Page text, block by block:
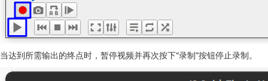
当达到所需输出的终点时，暂停视频并再次按下“录制”按钮停止录制。